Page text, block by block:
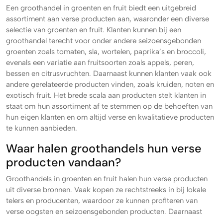
Een groothandel in groenten en fruit biedt een uitgebreid
assortiment aan verse producten aan, waaronder een diverse
selectie van groenten en fruit. Klanten kunnen bij een
groothandel terecht voor onder andere seizoensgebonden
groenten zoals tomaten, sla, wortelen, paprika’s en broccoli,
evenals een variatie aan fruitsoorten zoals appels, peren,
bessen en citrusvruchten. Daarnaast kunnen klanten vaak ook
andere gerelateerde producten vinden, zoals kruiden, noten en
exotisch fruit. Het brede scala aan producten stelt klanten in
staat om hun assortiment af te stemmen op de behoeften van
hun eigen klanten en om altijd verse en kwalitatieve producten
te kunnen aanbieden.
Waar halen groothandels hun verse
producten vandaan?
Groothandels in groenten en fruit halen hun verse producten
uit diverse bronnen. Vaak kopen ze rechtstreeks in bij lokale
telers en producenten, waardoor ze kunnen profiteren van
verse oogsten en seizoensgebonden producten. Daarnaast